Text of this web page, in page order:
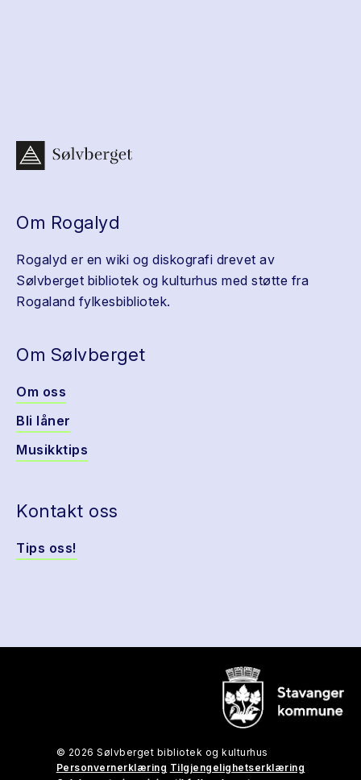
Om Rogalyd
Rogalyd er en wiki og diskografi drevet av
Sølvberget bibliotek og kulturhus med støtte fra
Rogaland fylkesbibliotek.
Om Sølvberget
Om oss
Bli låner
Musikktips
Kontakt oss
Tips oss!
© 2026 Sølvberget bibliotek og kulturhus
Personvernerklæring Tilgjengelighetserklæring